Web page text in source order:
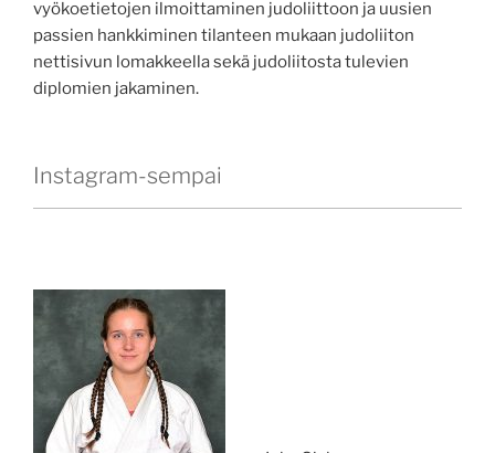
vyökoetietojen ilmoittaminen judoliittoon ja uusien
passien hankkiminen tilanteen mukaan judoliiton
nettisivun lomakkeella sekä judoliitosta tulevien
diplomien jakaminen.
Instagram-sempai